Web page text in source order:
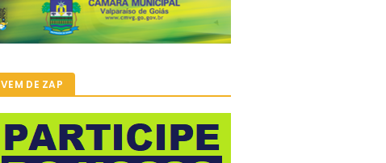
VEM DE ZAP